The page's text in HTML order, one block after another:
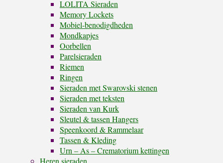
LOLITA Sieraden
Memory Lockets
Mobiel-benodigdheden
Mondkapjes
Oorbellen
Parelsieraden
Riemen
Ringen
Sieraden met Swarovski stenen
Sieraden met teksten
Sieraden van Kurk
Sleutel & tassen Hangers
Speenkoord & Rammelaar
Tassen & Kleding
Urn – As – Crematorium kettingen
Heren sieraden